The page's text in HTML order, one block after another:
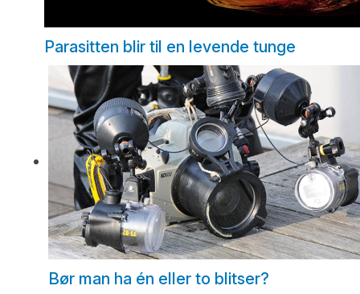
Parasitten blir til en levende tunge
Bør man ha én eller to blitser?